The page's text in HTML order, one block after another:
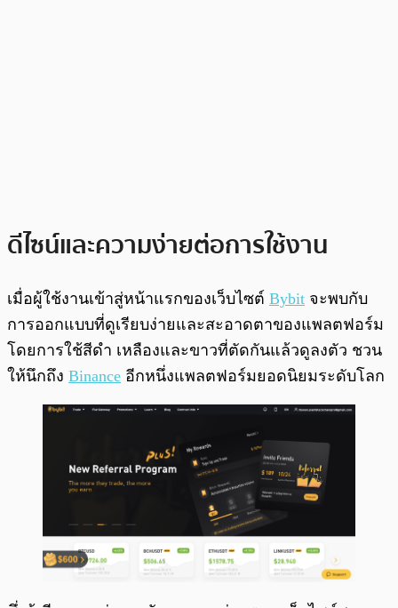
ดีไซน์และความง่ายต่อการใช้งาน
เมื่อผู้ใช้งานเข้าสู่หน้าแรกของเว็บไซต์ Bybit จะพบกับ
การออกแบบที่ดูเรียบง่ายและสะอาดตาของแพลตฟอร์ม
โดยการใช้สีดำ เหลืองและขาวที่ตัดกันแล้วดูลงตัว ชวน
ให้นึกถึง Binance อีกหนึ่งแพลตฟอร์มยอดนิยมระดับโลก